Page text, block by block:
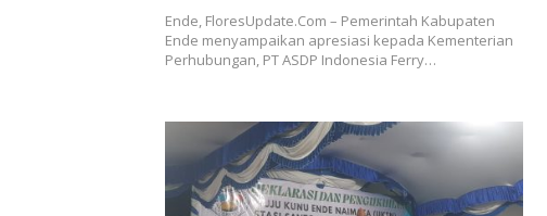
Ende, FloresUpdate.Com – Pemerintah Kabupaten
Ende menyampaikan apresiasi kepada Kementerian
Perhubungan, PT ASDP Indonesia Ferry…